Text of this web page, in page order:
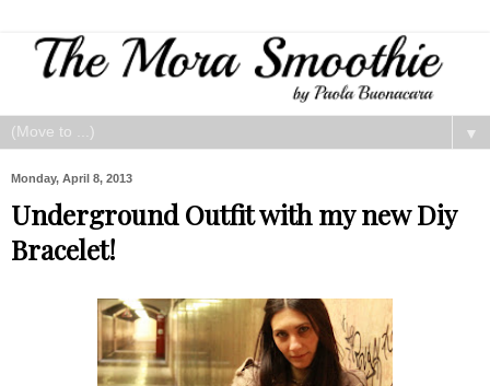
▼
Monday, April 8, 2013
Underground Outfit with my new Diy
Bracelet!